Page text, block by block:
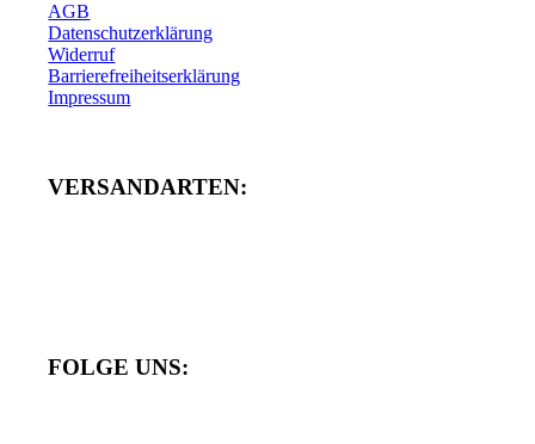
AGB
Datenschutzerklärung
Widerruf
Barrierefreiheitserklärung
Impressum
VERSANDARTEN:
FOLGE UNS: